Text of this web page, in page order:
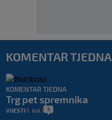
KOMENTAR TJEDNA
KOMENTAR TJEDNA
Trg pet spremnika
VIJESTI 1. kol. 5